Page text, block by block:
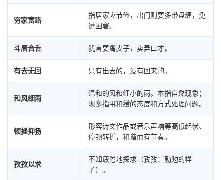
穷家富路
指居家应节俭，出门则要多带盘缠，免
遭困窘。
斗唇合舌 犹言耍嘴皮子，卖弄口才。
有去无回 只有出去的，没有回来的。
和风细雨
温和的风和细小的雨。本指自然现象；
现多指用和缓的态度和方式处理问题。
顿挫抑扬
形容诗文作品或音乐声响等高低起伏、
停顿转折，和谐而有节奏。
孜孜以求
不知疲倦地探求（孜孜：勤勉的样
子）。